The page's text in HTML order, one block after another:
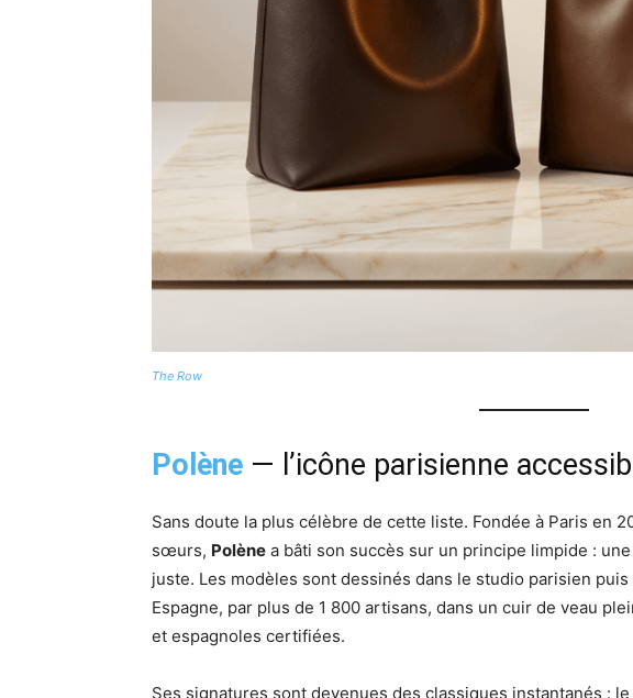
The Row
Polène — l’icône parisienne
Sans doute la plus célèbre de cette liste. Fondée à Paris en
sœurs, Polène a bâti son succès sur un principe limpide :
juste. Les modèles sont dessinés dans le studio parisien
Espagne, par plus de 1 800 artisans, dans un cuir de veau
et espagnoles certifiées.
Ses signatures sont devenues des classiques instantanés : le